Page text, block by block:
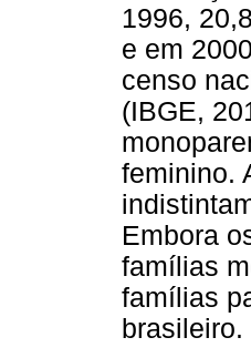
1996,
e em
censo
(IBGE,
feminino.
Embora
famílias
famílias
brasileiro.